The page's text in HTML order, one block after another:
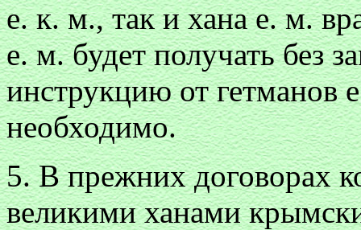
е. к. м., так и хана е. м.
е. м. будет получать без
инструкцию от гетманов
необходимо.
5. В прежних договорах
великими ханами